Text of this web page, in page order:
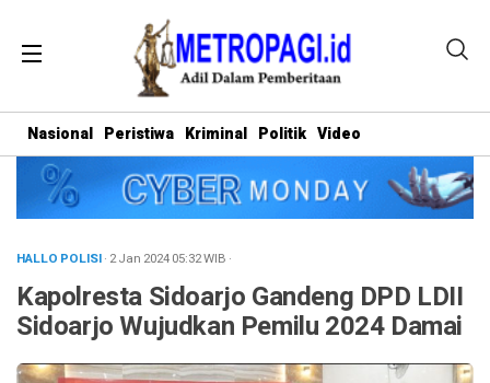
Nasional Peristiwa Kriminal Politik Video
HALLO POLISI· 2 Jan 202405:32WIB ·
Kapolresta Sidoarjo Gandeng DPD LDII
Sidoarjo Wujudkan Pemilu 2024 Damai